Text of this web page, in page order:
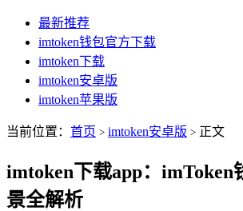
最新推荐
imtoken钱包官方下载
imtoken下载
imtoken安卓版
imtoken苹果版
当前位置： 首页 > imtoken安卓版 > 正文
imtoken下载app：imToken
景全解析